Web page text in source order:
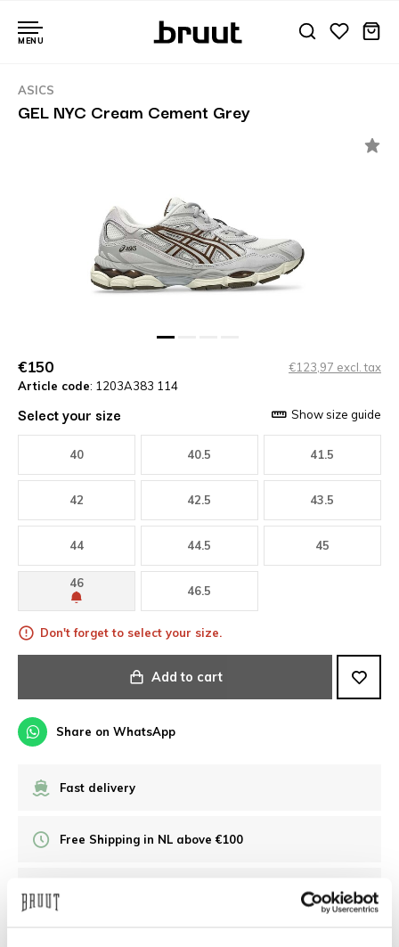
MENU
ASICS
GEL NYC Cream Cement Grey
€150
€123,97 excl. tax
Article code: 1203A383 114
Select your size Show size guide
40 40.5 41.5
42 42.5 43.5
44 44.5 45
46
46.5
Don't forget to select your size.
Add to cart
Share on WhatsApp
Fast delivery
Free Shipping in NL above €100